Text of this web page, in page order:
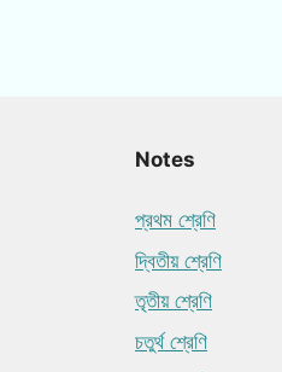
Notes
প্রথম শ্রেণি
দ্বিতীয় শ্রেণি
তৃতীয় শ্রেণি
চতুর্থ শ্রেণি